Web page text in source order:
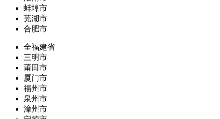
蚌埠市
芜湖市
合肥市
全福建省
三明市
莆田市
厦门市
福州市
泉州市
漳州市